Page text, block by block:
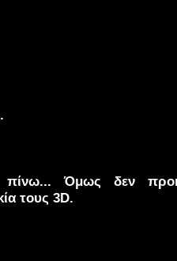
πίνω... Όμως δεν
τους 3D.